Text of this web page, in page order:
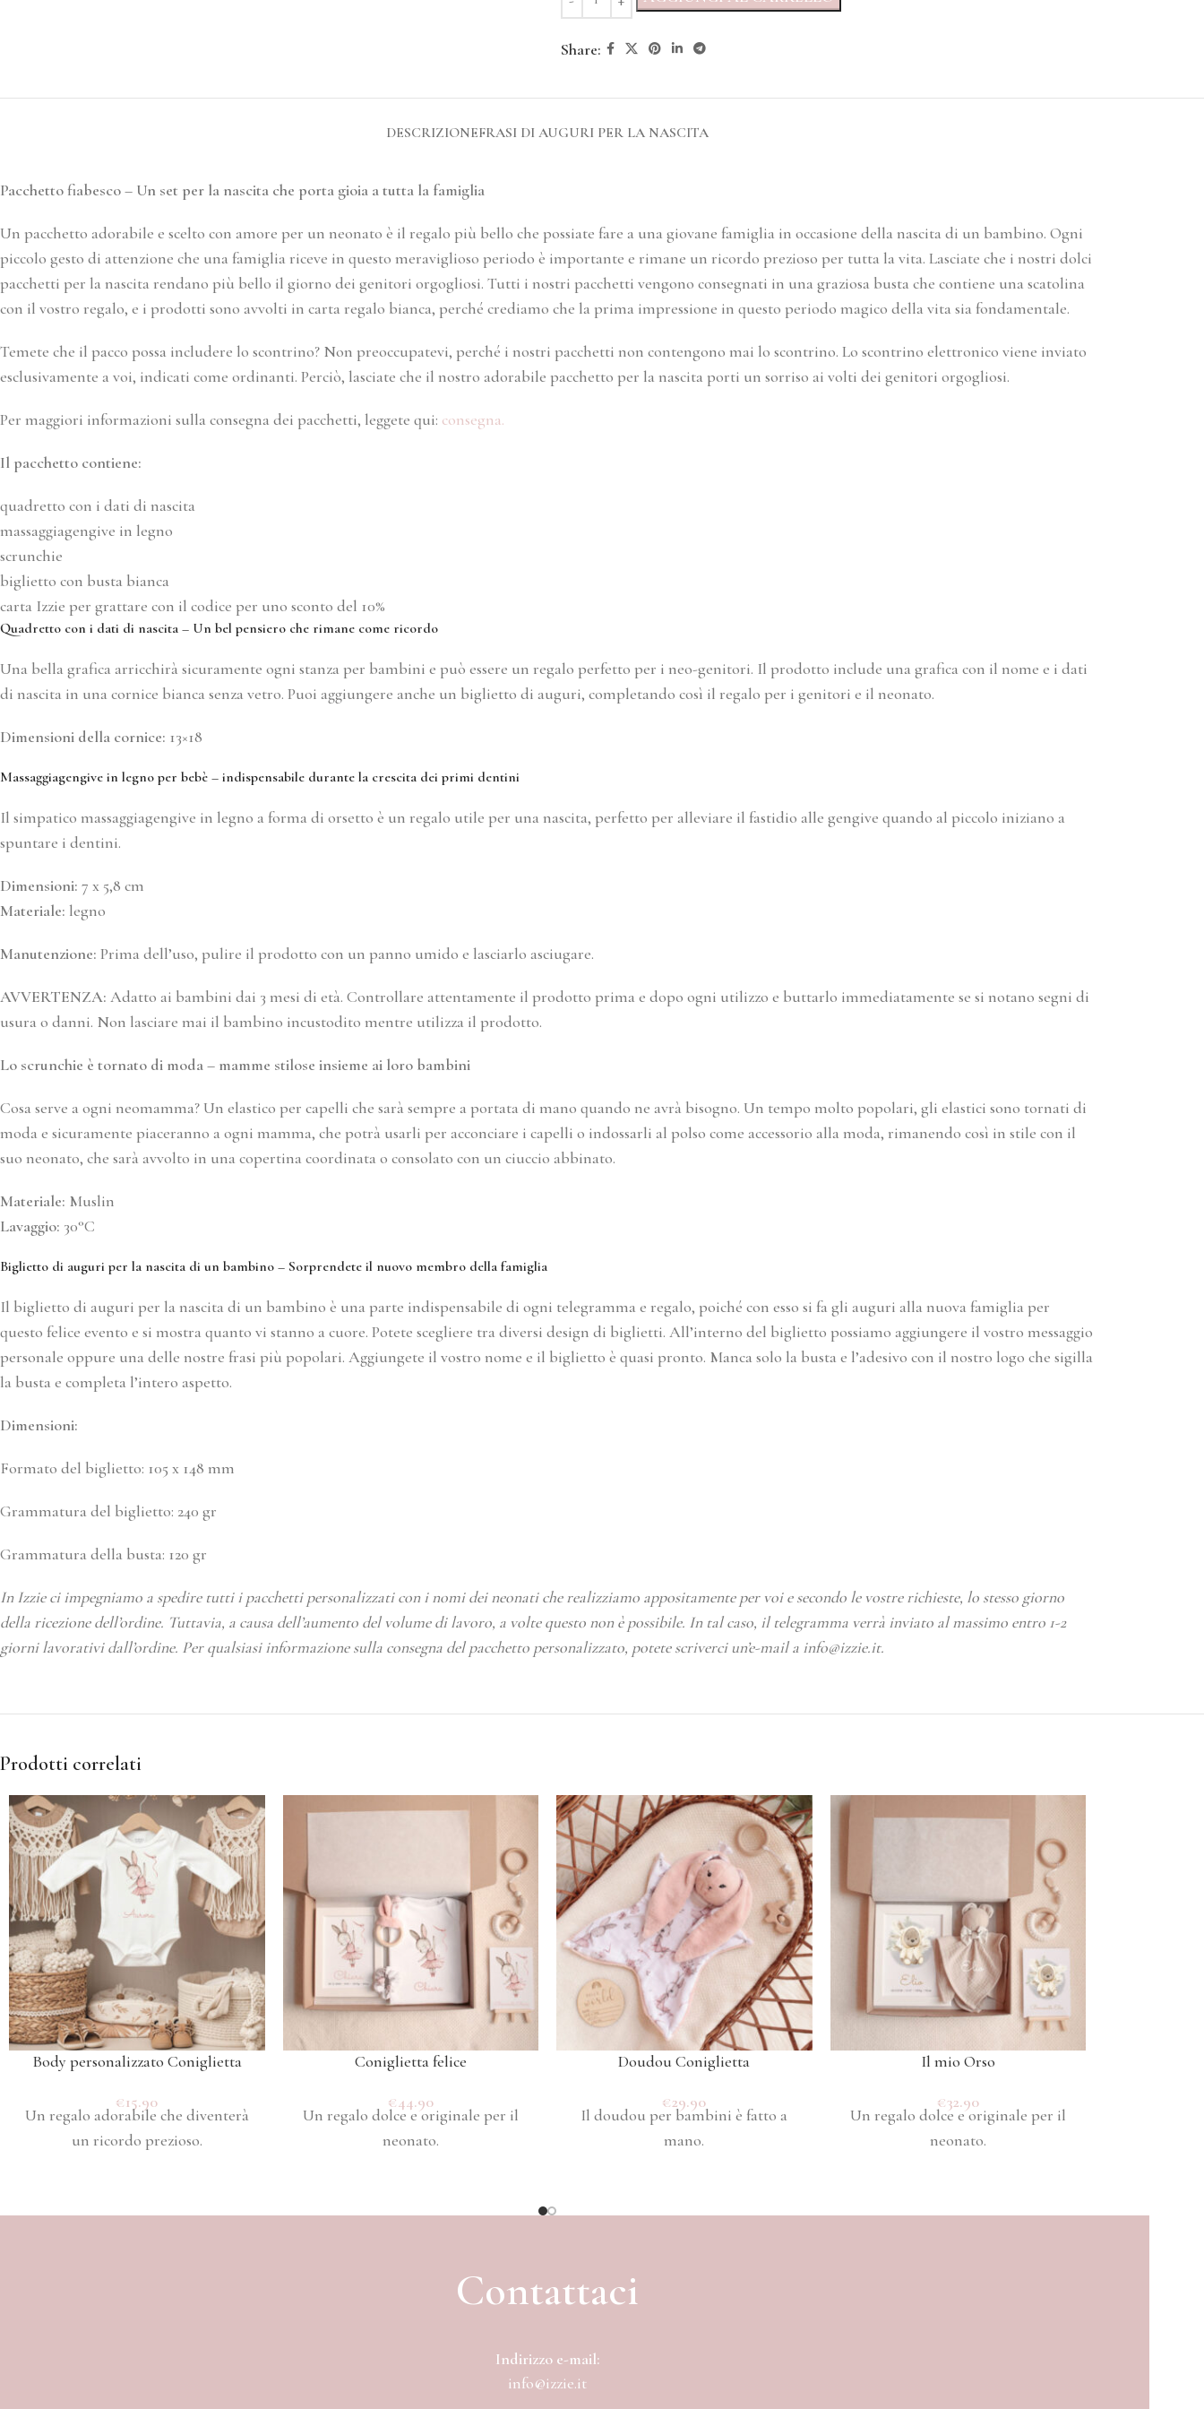
Share:
DESCRIZIONEFRASI DI AUGURI PER LA NASCITA
Pacchetto fiabesco – Un set per la nascita che porta gioia a tutta la famiglia
Un pacchetto adorabile e scelto con amore per un neonato è il regalo più bello che possiate fare a una giovane famiglia in occasione della nascita di un bambino. Ogni
piccolo gesto di attenzione che una famiglia riceve in questo meraviglioso periodo è importante e rimane un ricordo prezioso per tutta la vita. Lasciate che i nostri dolci
pacchetti per la nascita rendano più bello il giorno dei genitori orgogliosi. Tutti i nostri pacchetti vengono consegnati in una graziosa busta che contiene una scatolina
con il vostro regalo, e i prodotti sono avvolti in carta regalo bianca, perché crediamo che la prima impressione in questo periodo magico della vita sia fondamentale.
Temete che il pacco possa includere lo scontrino? Non preoccupatevi, perché i nostri pacchetti non contengono mai lo scontrino. Lo scontrino elettronico viene inviato
esclusivamente a voi, indicati come ordinanti. Perciò, lasciate che il nostro adorabile pacchetto per la nascita porti un sorriso ai volti dei genitori orgogliosi.
Per maggiori informazioni sulla consegna dei pacchetti, leggete qui: consegna.
Il pacchetto contiene:
quadretto con i dati di nascita
massaggiagengive in legno
scrunchie
biglietto con busta bianca
carta Izzie per grattare con il codice per uno sconto del 10%
Quadretto con i dati di nascita – Un bel pensiero che rimane come ricordo
Una bella grafica arricchirà sicuramente ogni stanza per bambini e può essere un regalo perfetto per i neo-genitori. Il prodotto include una grafica con il nome e i dati
di nascita in una cornice bianca senza vetro. Puoi aggiungere anche un biglietto di auguri, completando così il regalo per i genitori e il neonato.
Dimensioni della cornice: 13×18
Massaggiagengive in legno per bebè – indispensabile durante la crescita dei primi dentini
Il simpatico massaggiagengive in legno a forma di orsetto è un regalo utile per una nascita, perfetto per alleviare il fastidio alle gengive quando al piccolo iniziano a
spuntare i dentini.
Dimensioni: 7 x 5,8 cm
Materiale: legno
Manutenzione: Prima dell’uso, pulire il prodotto con un panno umido e lasciarlo asciugare.
AVVERTENZA: Adatto ai bambini dai 3 mesi di età. Controllare attentamente il prodotto prima e dopo ogni utilizzo e buttarlo immediatamente se si notano segni di
usura o danni. Non lasciare mai il bambino incustodito mentre utilizza il prodotto.
Lo scrunchie è tornato di moda – mamme stilose insieme ai loro bambini
Cosa serve a ogni neomamma? Un elastico per capelli che sarà sempre a portata di mano quando ne avrà bisogno. Un tempo molto popolari, gli elastici sono tornati di
moda e sicuramente piaceranno a ogni mamma, che potrà usarli per acconciare i capelli o indossarli al polso come accessorio alla moda, rimanendo così in stile con il
suo neonato, che sarà avvolto in una copertina coordinata o consolato con un ciuccio abbinato.
Materiale: Muslin
Lavaggio: 30°C
Biglietto di auguri per la nascita di un bambino – Sorprendete il nuovo membro della famiglia
Il biglietto di auguri per la nascita di un bambino è una parte indispensabile di ogni telegramma e regalo, poiché con esso si fa gli auguri alla nuova famiglia per
questo felice evento e si mostra quanto vi stanno a cuore. Potete scegliere tra diversi design di biglietti. All’interno del biglietto possiamo aggiungere il vostro messaggio
personale oppure una delle nostre frasi più popolari. Aggiungete il vostro nome e il biglietto è quasi pronto. Manca solo la busta e l’adesivo con il nostro logo che sigilla
la busta e completa l’intero aspetto.
Dimensioni:
Formato del biglietto: 105 x 148 mm
Grammatura del biglietto: 240 gr
Grammatura della busta: 120 gr
In Izzie ci impegniamo a spedire tutti i pacchetti personalizzati con i nomi dei neonati che realizziamo appositamente per voi e secondo le vostre richieste, lo stesso giorno
della ricezione dell’ordine. Tuttavia, a causa dell’aumento del volume di lavoro, a volte questo non è possibile. In tal caso, il telegramma verrà inviato al massimo entro 1-2
giorni lavorativi dall’ordine. Per qualsiasi informazione sulla consegna del pacchetto personalizzato, potete scriverci un’e-mail a info@izzie.it.
Prodotti correlati
Body personalizzato Coniglietta
€15.90
Un regalo adorabile che diventerà
un ricordo prezioso.
Coniglietta felice
€44.90
Un regalo dolce e originale per il
neonato.
Doudou Coniglietta
€29.90
Il doudou per bambini è fatto a
mano.
Il mio Orso
€32.90
Un regalo dolce e originale per il
neonato.
Contattaci
Indirizzo e-mail:
info@izzie.it